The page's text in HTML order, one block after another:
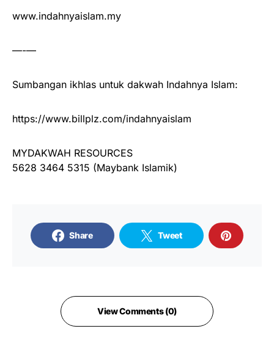
www.indahnyaislam.my
—-—
Sumbangan ikhlas untuk dakwah Indahnya Islam:
https://www.billplz.com/indahnyaislam
MYDAKWAH RESOURCES
5628 3464 5315 (Maybank Islamik)
Share Tweet
View Comments (0)